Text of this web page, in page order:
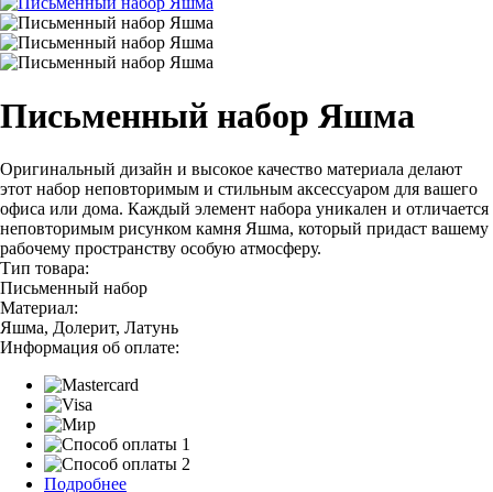
Письменный набор Яшма
Оригинальный дизайн и высокое качество материала делают
этот набор неповторимым и стильным аксессуаром для вашего
офиса или дома. Каждый элемент набора уникален и отличается
неповторимым рисунком камня Яшма, который придаст вашему
рабочему пространству особую атмосферу.
Тип товара:
Письменный набор
Материал:
Яшма, Долерит, Латунь
Информация об оплате:
Подробнее